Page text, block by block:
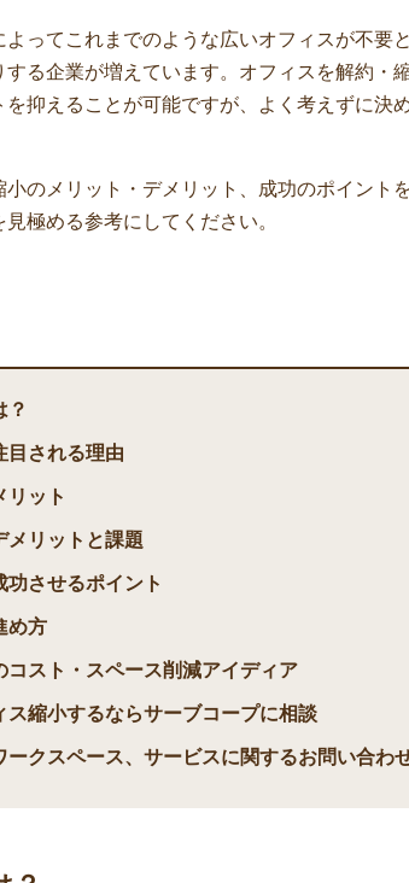
ってこれまでのような広いオフィスが不要
る企業が増えています。オフィスを解約・
抑えることが可能ですが、よく考えずに決
のメリット・デメリット、成功のポイント
極める参考にしてください。
？
目される理由
リット
メリットと課題
功させるポイント
め方
コスト・スペース削減アイディア
ス縮小するならサーブコープに相談
ークスペース、サービスに関するお問い合わ